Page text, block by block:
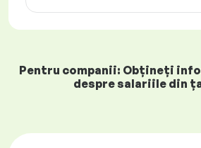
Pentru companii: Obțineți
despre salariile din